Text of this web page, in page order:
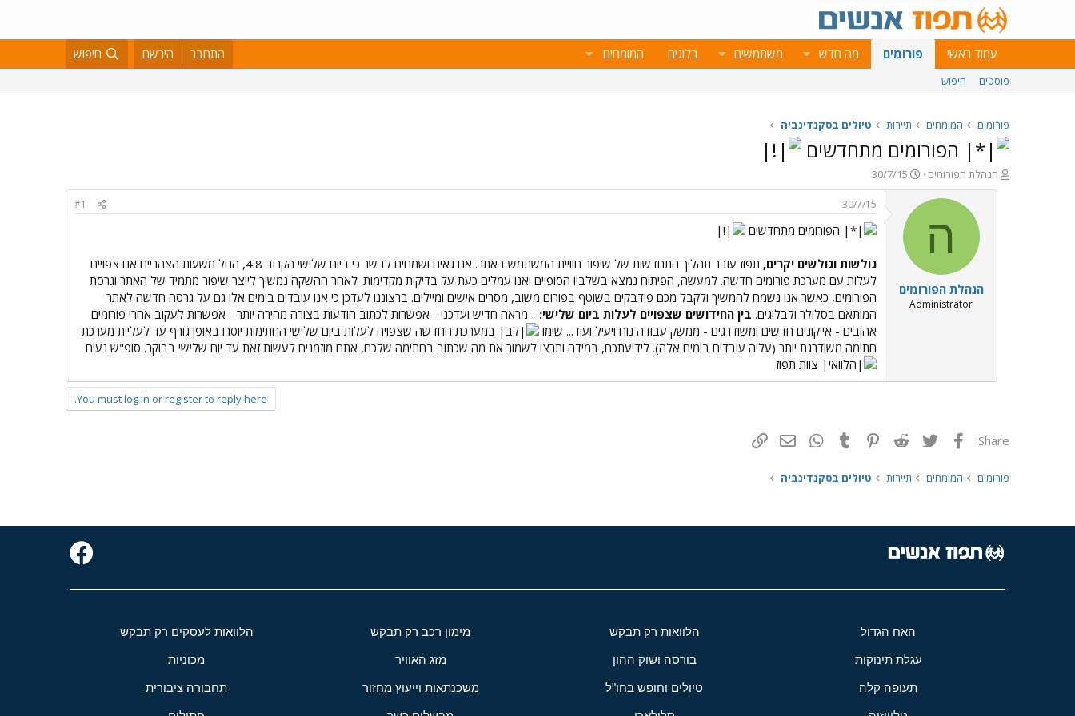
עמוד ראשי פורומים מה חדש משתמשים בלוגים המומחים התחבר הירשם חיפוש
פוסטים חיפוש
פורומים המומחים תיירות טיולים בסקנדינביה
הפורומים מתחדשים
פ
ו
הנהלת הפורומים
פ
ו
ס
ם
ב
ת
ר
30/7/15
ה
הנהלת הפורומים
Administrator
30/7/15
#1
הפורומים מתחדשים
גולשות וגולשים יקרים,
תפוז עובר תהליך התחדשות של שיפור חוויית המשתמש באתר. אנו גאים ושמחים לבשר כי ביום שלישי הקרוב 4.8, החל משעות הצהריים אנו צפויים
לעלות עם מערכת פורומים חדשה. למעשה, הפיתוח נמצא בשלביו הסופיים ואנו עמלים כעת על בדיקות מקדימות. לאחר ההשקה נמשיך לייצר שיפור מתמיד של האתר וגרסת
הפורומים, כאשר אנו נשמח להמשיך ולקבל מכם פידבקים בשוטף בפורום משוב, מסרים אישים ומיילים. ברצוננו לעדכן כי אנו עובדים בימים אלו גם על גרסה חדשה לאתר
המותאם בסלולר ולבלוגים. בין החידושים שצפויים לעלות ביום שלישי: - מראה חדיש ועדכני - אפשרות לכתוב הודעות בצורה מהירה יותר - אפשרות לעקוב אחרי פורומים
אהובים - אייקונים חדשים ומשודרגים - ממשק עבודה נוח ויעיל ועוד... שימו
במערכת החדשה שצפויה לעלות ביום שלישי החתימות יוסרו באופן גורף עד לעליית מערכת
חתימה משודרגת יותר (עליה עובדים בימים אלה). לידיעתכם, במידה ותרצו לשמור את מה שכתוב בחתימה שלכם, אתם מוזמנים לעשות זאת עד יום שלישי בבוקר. סופ"ש נעים
צוות תפוז
You must log in or register to reply here.
Share: פייסבוק Twitter
Reddit
Pinterest
Tumblr
WhatsAppדואר אלקטרוני
פורומים המומחים תיירות טיולים בסקנדינביה
האח הגדול הלוואות רק תבקש מימון רכב רק תבקש הלוואות לעסקים רק תבקש
עגלת תינוקות בורסה ושוק ההון מזג האוויר מכוניות
תעופה קלה טיולים וחופש בחו"ל משכנתאות וייעוץ מחזור תחבורה ציבורית